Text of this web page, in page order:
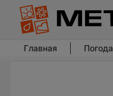
Главная Погода